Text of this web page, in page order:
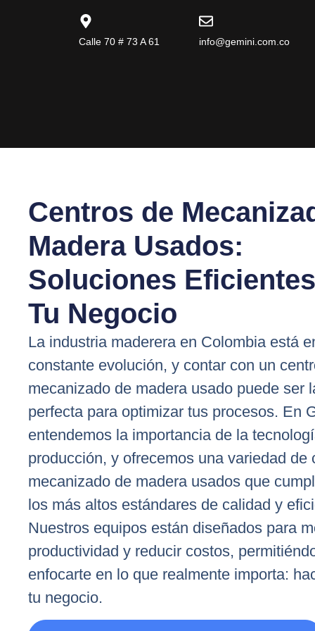
Calle 70 # 73 A 61 info@gemini.com.co
Centros de
Madera Usados:
Soluciones
Tu Negocio
La industria maderera en Colombia está
constante evolución, y contar con un
mecanizado de madera usado puede ser
perfecta para optimizar tus procesos. En
entendemos la importancia de la
producción, y ofrecemos una variedad de
mecanizado de madera usados que
los más altos estándares de calidad y
Nuestros equipos están diseñados para
productividad y reducir costos,
enfocarte en lo que realmente importa:
tu negocio.